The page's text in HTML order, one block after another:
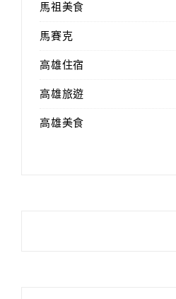
馬祖美食
馬賽克
高雄住宿
高雄旅遊
高雄美食